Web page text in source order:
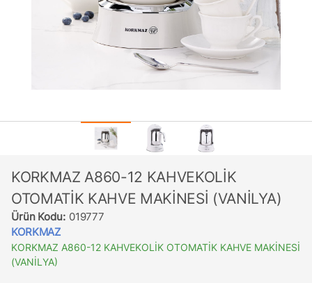
KORKMAZ A860-12 KAHVEKOLİK
OTOMATİK KAHVE MAKİNESİ (VANİLYA)
Ürün Kodu: 019777
KORKMAZ
KORKMAZ A860-12 KAHVEKOLİK OTOMATİK KAHVE MAKİNESİ
(VANİLYA)